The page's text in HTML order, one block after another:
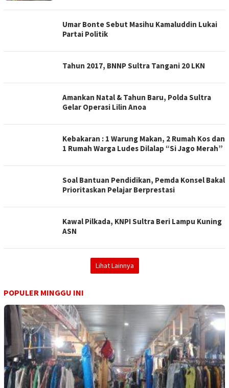
Umar Bonte Sebut Masihu Kamaluddin Lukai
Partai Politik
Tahun 2017, BNNP Sultra Tangani 20 LKN
Amankan Natal & Tahun Baru, Polda Sultra
Gelar Operasi Lilin Anoa
Kebakaran : 1 Warung Makan, 2 Rumah Kos dan
1 Rumah Warga Ludes Dilalap “Si Jago Merah”
Soal Bantuan Pendidikan, Pemda Konsel Bakal
Prioritaskan Pelajar Berprestasi
Kawal Pilkada, KNPI Sultra Beri Lampu Kuning
ASN
Lihat Lainnya
POPULER MINGGU INI